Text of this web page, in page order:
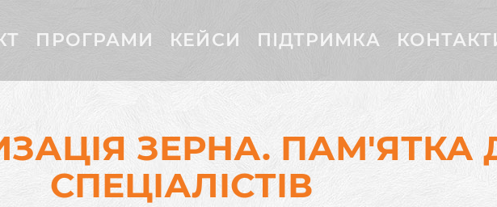
ПРОГРАМИ КЕЙСИ ПІДТРИМКА
ЗЕРНА. ПАМ'ЯТКА
СПЕЦІАЛІСТІВ